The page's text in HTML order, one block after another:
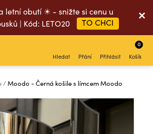
letní obutí ☀ - snižte si cenu u
| Kód: LETO20
TO CHCI
Hledat Přání Přihlásit Košík
0
Moodo - Černá košile s límcem Moodo